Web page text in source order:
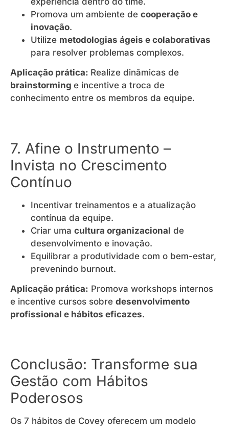
Promova um ambiente de cooperação e
inovação.
Utilize metodologias ágeis e colaborativas
para resolver problemas complexos.
Aplicação prática: Realize dinâmicas de
brainstorming e incentive a troca de
conhecimento entre os membros da equipe.
7. Afine o Instrumento –
Invista no Crescimento
Contínuo
Incentivar treinamentos e a atualização
contínua da equipe.
Criar uma cultura organizacional de
desenvolvimento e inovação.
Equilibrar a produtividade com o bem-estar,
prevenindo burnout.
Aplicação prática: Promova workshops internos
e incentive cursos sobre desenvolvimento
profissional e hábitos eficazes.
Conclusão: Transforme sua
Gestão com Hábitos
Poderosos
Os 7 hábitos de Covey oferecem um modelo